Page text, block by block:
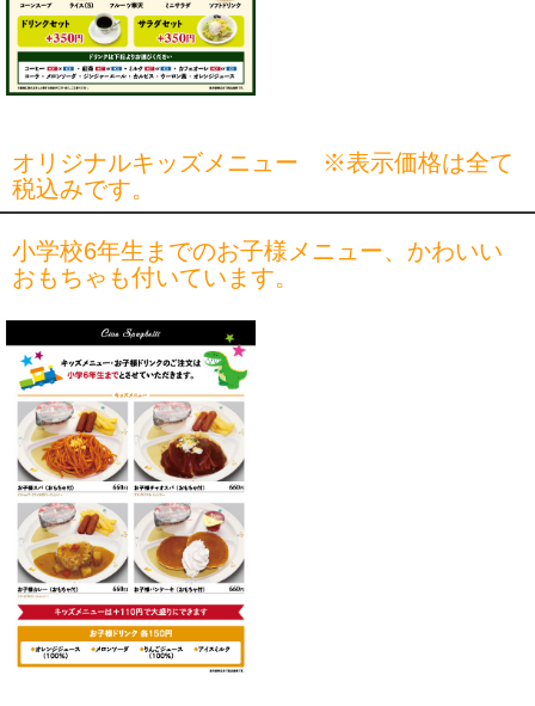
オリジナルキッズメニュー ※表示価格は全て
税込みです。
小学校6年生までのお子様メニュー、かわいい
おもちゃも付いています。